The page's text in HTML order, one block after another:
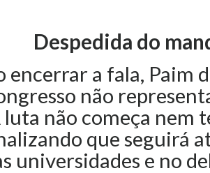
Despedida do
encerrar a fala, Paim
não
luta não começa nem
que seguirá
universidades e no